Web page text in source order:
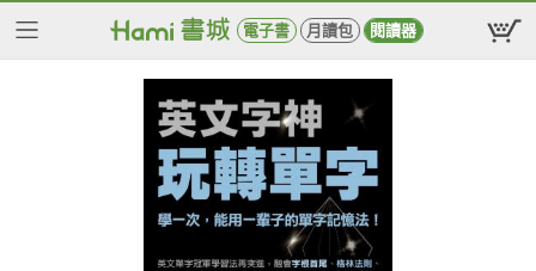
電子書 月讀包 閱讀器